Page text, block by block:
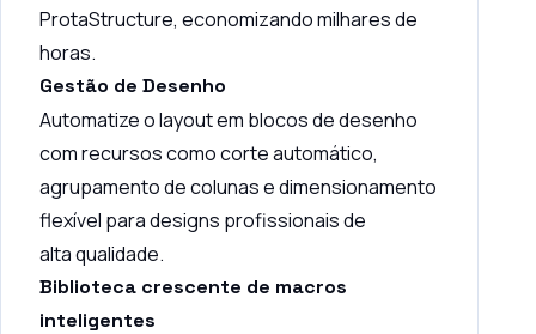
ProtaStructure, economizando milhares de
horas.
Gestão de Desenho
Automatize o layout em blocos de desenho
com recursos como corte automático,
agrupamento de colunas e dimensionamento
flexível para designs profissionais de
alta qualidade.
Biblioteca crescente de macros
inteligentes